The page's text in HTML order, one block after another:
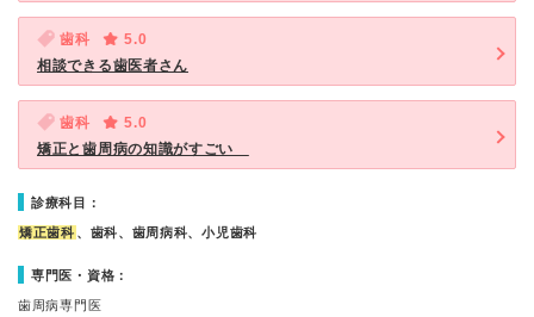
歯科
5.0
相談できる歯医者さん
歯科
5.0
矯正と歯周病の知識がすごい
診療科目：
矯正歯科 、歯科、歯周病科、小児歯科
専門医・資格：
歯周病専門医